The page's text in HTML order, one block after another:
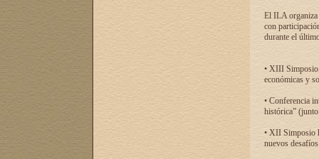
El ILA organiza
con
durante el
• XIII Simposio
económicas y
• Conferencia
histórica”
• XII Simposio
nuevos